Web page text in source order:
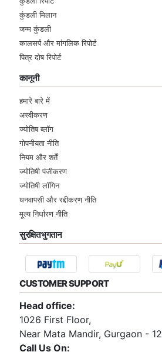
कुंडली मिलान
जन्म कुंडली
कालसर्प और मांगलिक रिपोर्ट
पित्र दोष रिपोर्ट
कानूनी
हमारे बारे में
अस्वीकरण
ज्योतिष ब्लॉग
गोपनीयता नीति
नियम और शर्तें
ज्योतिषी पंजीकरण
ज्योतिषी लॉगिन
धनवापसी और रद्दीकरण नीति
मूल्य निर्धारण नीति
सुरक्षित भुगतान
CUSTOMER SUPPORT
Head office:
1026 First Floor,
Near Mata Mandir, Gurgaon -
Call Us On: